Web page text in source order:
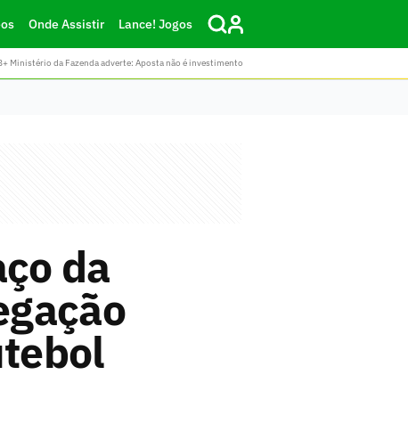
Onde Assistir Lance! Jogos
Ministério da Fazenda adverte: Aposta não é investimento
da